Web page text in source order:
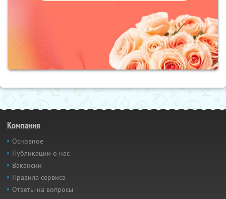
Компания
Основное
Публикации о нас
Вакансии
Правила сервиса
Ответы на вопросы